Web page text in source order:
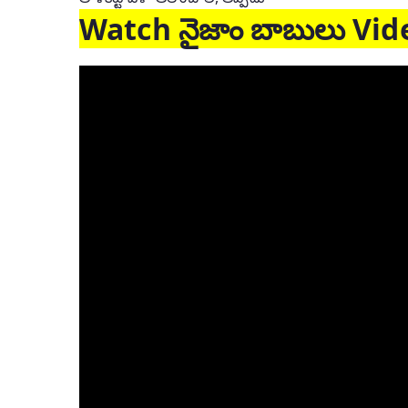
Watch నైజాం బాబులు